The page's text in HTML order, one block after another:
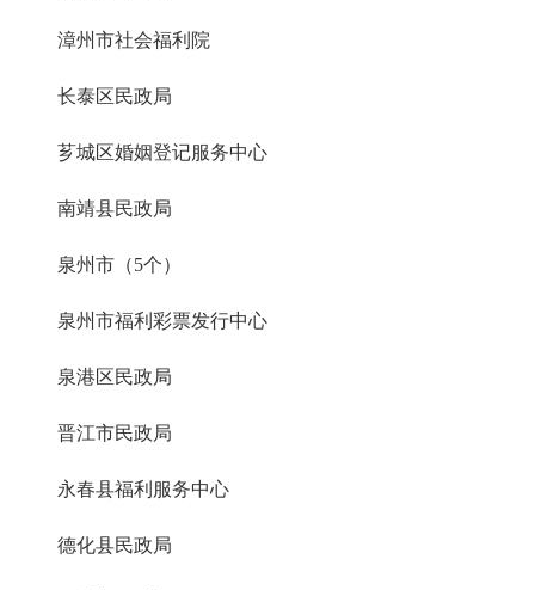
漳州市社会福利院
长泰区民政局
芗城区婚姻登记服务中心
南靖县民政局
泉州市（5个）
泉州市福利彩票发行中心
泉港区民政局
晋江市民政局
永春县福利服务中心
德化县民政局